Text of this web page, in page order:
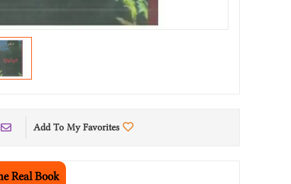
Add To My Favorites
Real Book